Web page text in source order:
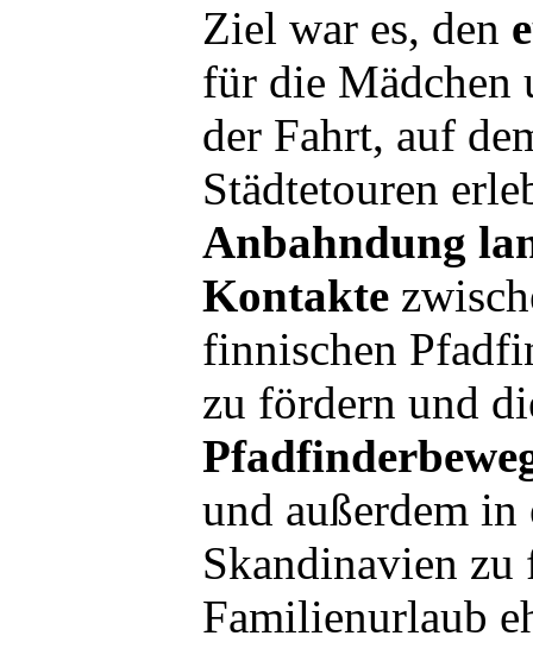
Ziel war es, den
für die Mädchen
der Fahrt, auf
Städtetouren
Anbahndung
Kontakte
finnischen
zu fördern und
und außerdem
Skandinavien zu
Familienurlaub